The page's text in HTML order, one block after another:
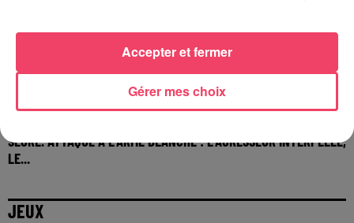
SEGRÉ. ATTAQUE À L'ARME BLANCHE : L'AGRESSEUR INTERPELLÉ,
LE...
JEUX
Gérer mes choix
Accepter et fermer